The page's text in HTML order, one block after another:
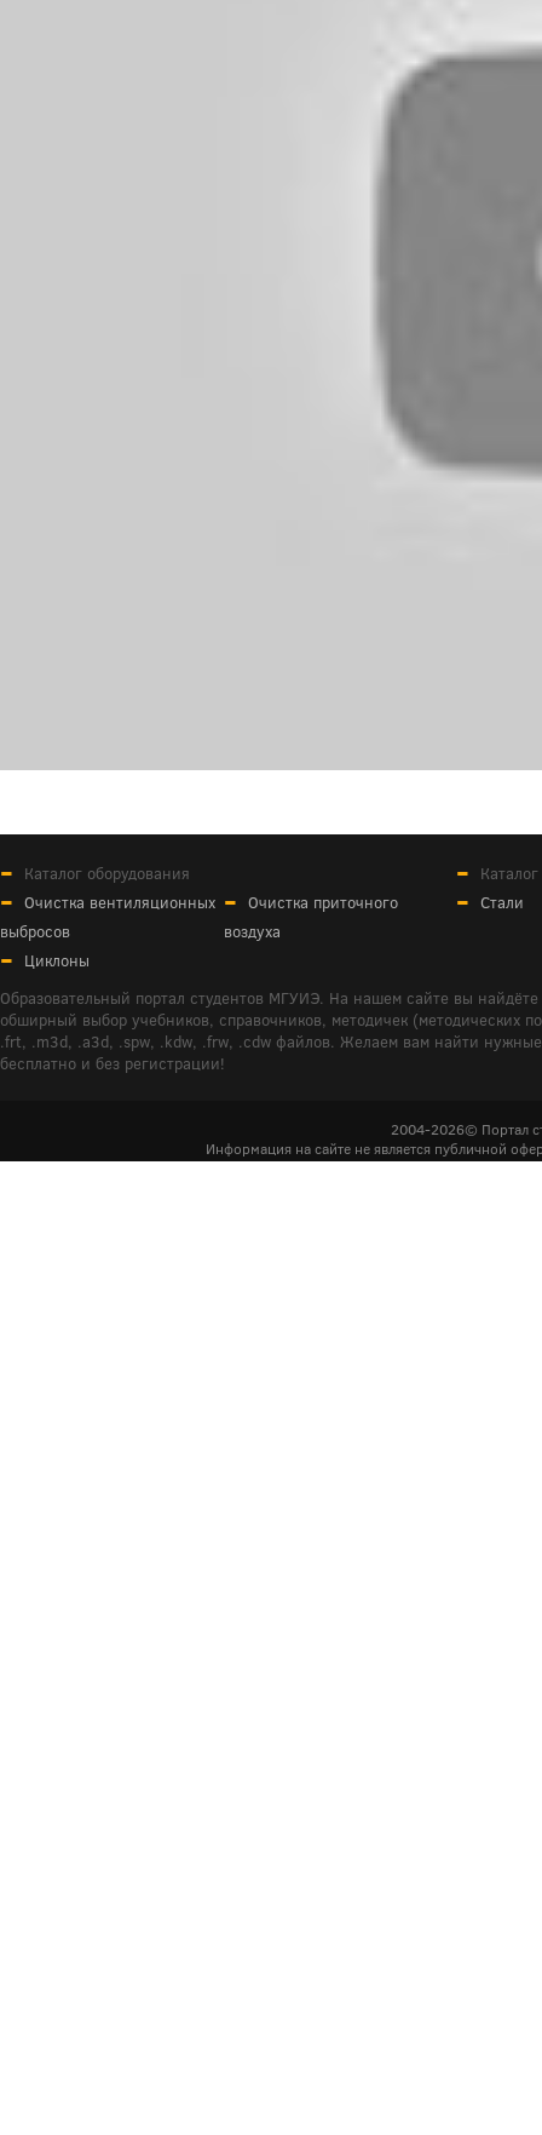
Каталог оборудования
Очистка вентиляционных
выбросов
Очистка приточного
воздуха
Циклоны
Стали
Образовательный портал студентов МГУИЭ. На нашем сайте вы
обширный выбор учебников, справочников, методичек (методических
.frt, .m3d, .a3d, .spw, .kdw, .frw, .cdw файлов. Желаем вам найти
бесплатно и без регистрации!
2004-2026© Портал
Информация на сайте не является публичной